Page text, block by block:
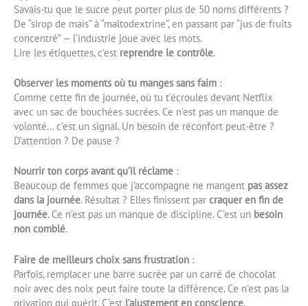
Savais-tu que le sucre peut porter plus de 50 noms différents ?
De “sirop de maïs” à “maltodextrine”, en passant par “jus de fruits
concentré” — l’industrie joue avec les mots.
Lire les étiquettes, c’est reprendre le contrôle.
Observer les moments où tu manges sans faim :
Comme cette fin de journée, où tu t’écroules devant Netflix
avec un sac de bouchées sucrées. Ce n’est pas un manque de
volonté… c’est un signal. Un besoin de réconfort peut-être ?
D’attention ? De pause ?
Nourrir ton corps avant qu’il réclame :
Beaucoup de femmes que j’accompagne ne mangent pas assez
dans la journée. Résultat ? Elles finissent par craquer en fin de
journée. Ce n’est pas un manque de discipline. C’est un besoin
non comblé.
Faire de meilleurs choix sans frustration :
Parfois, remplacer une barre sucrée par un carré de chocolat
noir avec des noix peut faire toute la différence. Ce n’est pas la
privation qui guérit. C’est l’ajustement en conscience.